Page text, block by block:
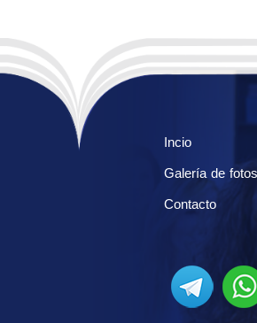
Incio
Galería de fotos
Contacto